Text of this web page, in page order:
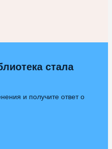
стала
и получите ответ о